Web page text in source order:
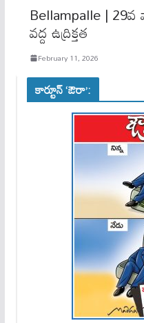
Bellampalle |
వద్ద ఉద్రిక్తత
February 11, 2026
కార్టూన్ ‘ఔరా’: